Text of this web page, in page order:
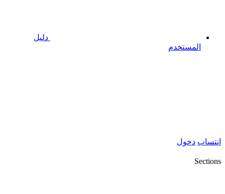
دليل
المستخدم
انتساب دخول
Sections